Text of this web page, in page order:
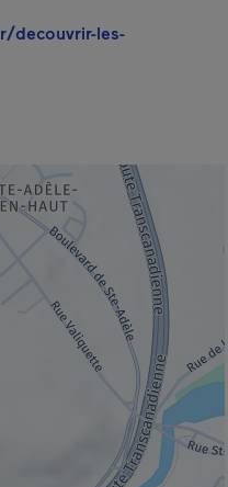
decouvrir-les-
s'ouvrira dans